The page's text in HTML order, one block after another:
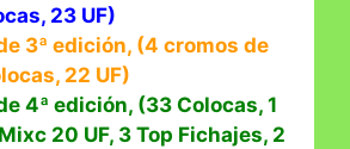
23 UF)
3ª edición, (4 cromos de
22 UF)
4ª edición, (33 Colocas, 1
20 UF, 3 Top Fichajes, 2